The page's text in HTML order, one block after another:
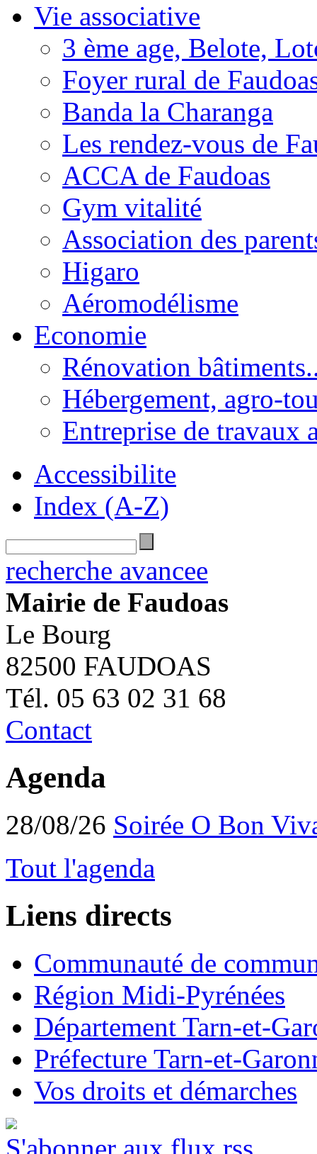
Vie associative
3 ème age, Belote,
Foyer rural de
Banda la Charanga
Les rendez-vous de
ACCA de Faudoas
Gym vitalité
Association des
Higaro
Aéromodélisme
Economie
Rénovation
Hébergement, agro-
Entreprise de travaux
Accessibilite
Index (A-Z)
recherche avancee
Mairie de Faudoas
Le Bourg
82500 FAUDOAS
Tél. 05 63 02 31 68
Contact
Agenda
28/08/26 Soirée O Bon
Tout l'agenda
Liens directs
Communauté de
Région Midi-Pyrénées
Département Tarn-et-
Préfecture Tarn-et-
Vos droits et démarches